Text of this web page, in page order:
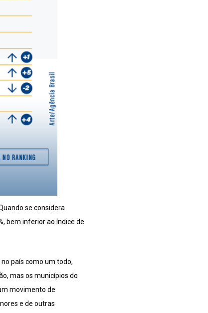
se considera
bem inferior ao índice de
país como um todo,
mas os municípios do
movimento de
e de outras